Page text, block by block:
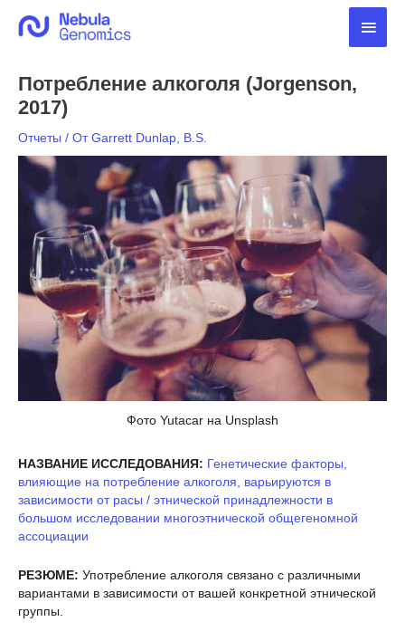
содержимому
Потребление алкоголя (Jorgenson,
2017)
Отчеты / ОтGarrett Dunlap, B.S.
Фото Yutacar на Unsplash
НАЗВАНИЕ ИССЛЕДОВАНИЯ: Генетические факторы,
влияющие на потребление алкоголя, варьируются в
зависимости от расы / этнической принадлежности в
большом исследовании многоэтнической общегеномной
ассоциации
РЕЗЮМЕ: Употребление алкоголя связано с различными
вариантами в зависимости от вашей конкретной этнической
группы.